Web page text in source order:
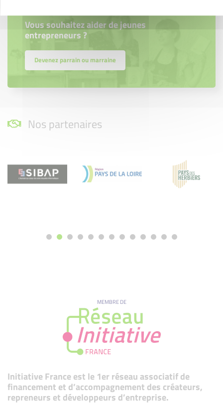
Vous souhaitez aider de jeunes
entrepreneurs ?
Devenez parrain ou marraine
Nos partenaires
MEMBRE DE
Initiative France est le 1er réseau associatif de
financement et d’accompagnement des créateurs,
repreneurs et développeurs d’entreprise.